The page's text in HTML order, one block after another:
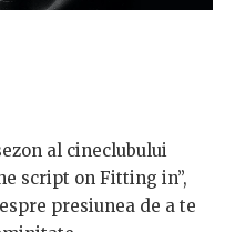
al cineclubului
script on Fitting in”,
presiunea de a te